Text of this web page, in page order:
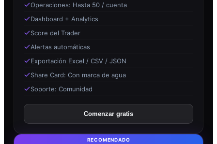
Operaciones: Hasta 50 / cuenta
Dashboard + Analytics
Score del Trader
Alertas automáticas
Exportación Excel / CSV / JSON
Share Card: Con marca de agua
Soporte: Comunidad
Comenzar gratis
RECOMENDADO